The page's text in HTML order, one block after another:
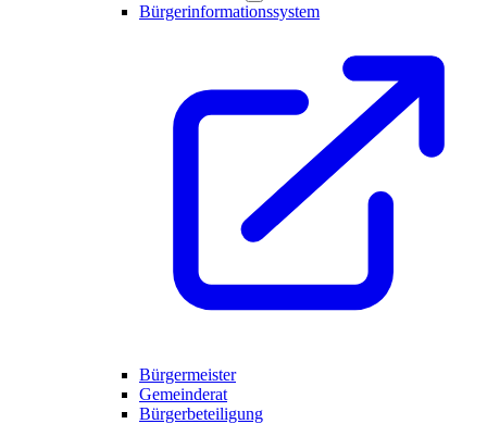
Bürgerinformationssystem
Bürgermeister
Gemeinderat
Bürgerbeteiligung